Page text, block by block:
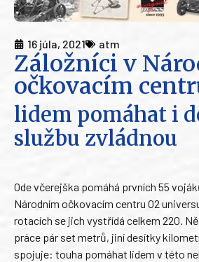
16 júla, 2021 atm
Záložníci v
očkovacím
lidem pomáhat i
službu zvládnou
Ode včerejška pomáhá prvních 55
Národním očkovacím centru O2
rotacích se jich vystřídá celkem 220.
práce pár set metrů, jiní desítky
spojuje: touha pomáhat lidem v této